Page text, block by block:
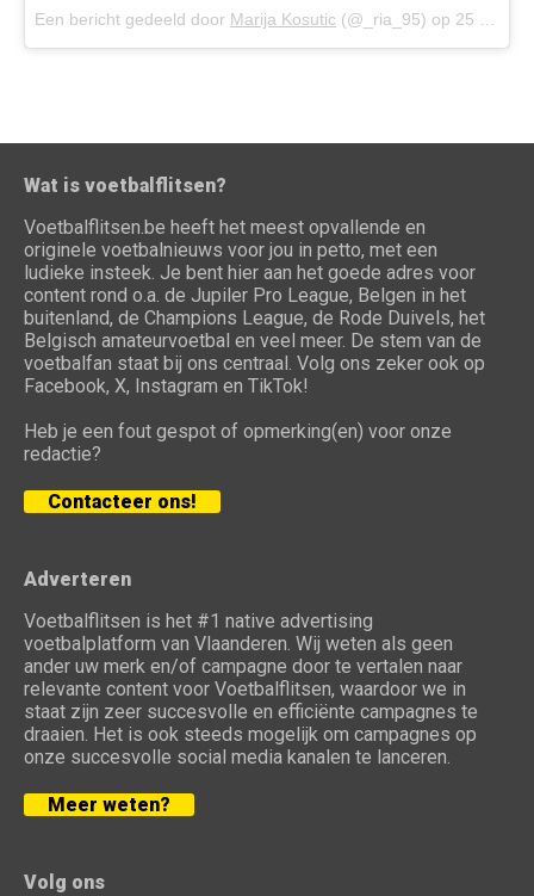
Een bericht gedeeld door Marija Kosutic (@_ria_95) op 25 Jun 2016 om 8:49 (PDT)
Wat is voetbalflitsen?
Voetbalflitsen.be heeft het meest opvallende en
originele voetbalnieuws voor jou in petto, met een
ludieke insteek. Je bent hier aan het goede adres voor
content rond o.a. de Jupiler Pro League, Belgen in het
buitenland, de Champions League, de Rode Duivels, het
Belgisch amateurvoetbal en veel meer. De stem van de
voetbalfan staat bij ons centraal. Volg ons zeker ook op
Facebook, X, Instagram en TikTok!
Heb je een fout gespot of opmerking(en) voor onze
redactie?
Contacteer ons!
Adverteren
Voetbalflitsen is het #1 native advertising
voetbalplatform van Vlaanderen. Wij weten als geen
ander uw merk en/of campagne door te vertalen naar
relevante content voor Voetbalflitsen, waardoor we in
staat zijn zeer succesvolle en efficiënte campagnes te
draaien. Het is ook steeds mogelijk om campagnes op
onze succesvolle social media kanalen te lanceren.
Meer weten?
Volg ons